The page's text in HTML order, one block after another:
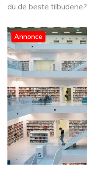
du de beste tilbudene?
Annonce